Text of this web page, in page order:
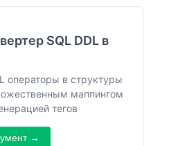
SQL DDL в
операторы в структуры
маппингом
тегов
→